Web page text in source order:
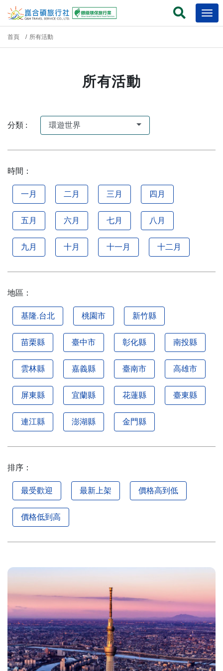
首頁 所有活動
所有活動
分類 : 環遊世界
時間：
一月 二月 三月 四月
五月 六月 七月 八月
九月 十月 十一月 十二月
地區：
基隆.台北 桃園市 新竹縣
苗栗縣 臺中市 彰化縣 南投縣
雲林縣 嘉義縣 臺南市 高雄市
屏東縣 宜蘭縣 花蓮縣 臺東縣
連江縣 澎湖縣 金門縣
排序：
最受歡迎 最新上架 價格高到低
價格低到高